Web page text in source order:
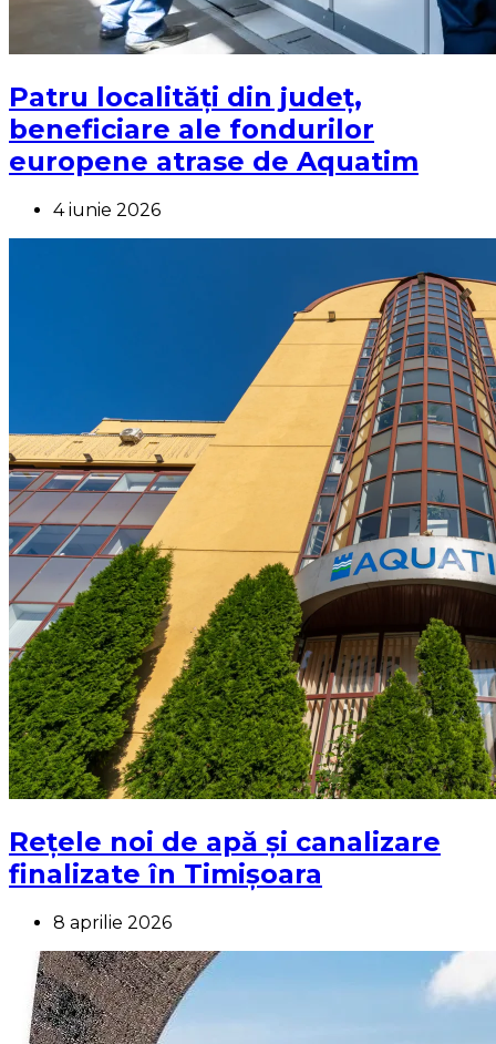
Patru localități din județ,
beneficiare ale fondurilor
europene atrase de Aquatim
4 iunie 2026
Rețele noi de apă și canalizare
finalizate în Timișoara
8 aprilie 2026